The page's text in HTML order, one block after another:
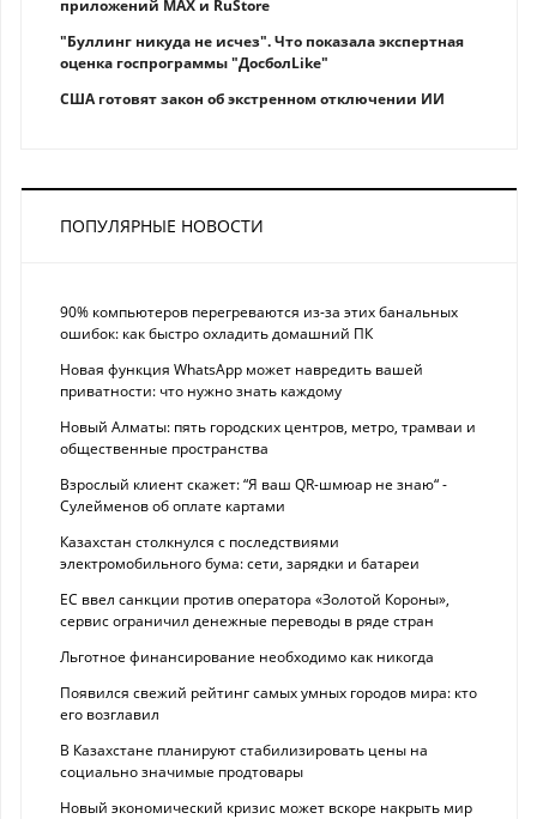
приложений MAX и RuStore
"Буллинг никуда не исчез". Что показала экспертная
оценка госпрограммы "ДосболLike"
США готовят закон об экстренном отключении ИИ
ПОПУЛЯРНЫЕ НОВОСТИ
90% компьютеров перегреваются из-за этих банальных
ошибок: как быстро охладить домашний ПК
Новая функция WhatsApp может навредить вашей
приватности: что нужно знать каждому
Новый Алматы: пять городских центров, метро, трамваи и
общественные пространства
Взрослый клиент скажет: “Я ваш QR-шмюар не знаю“ -
Сулейменов об оплате картами
Казахстан столкнулся с последствиями
электромобильного бума: сети, зарядки и батареи
ЕС ввел санкции против оператора «Золотой Короны»,
сервис ограничил денежные переводы в ряде стран
Льготное финансирование необходимо как никогда
Появился свежий рейтинг самых умных городов мира: кто
его возглавил
В Казахстане планируют стабилизировать цены на
социально значимые продтовары
Новый экономический кризис может вскоре накрыть мир